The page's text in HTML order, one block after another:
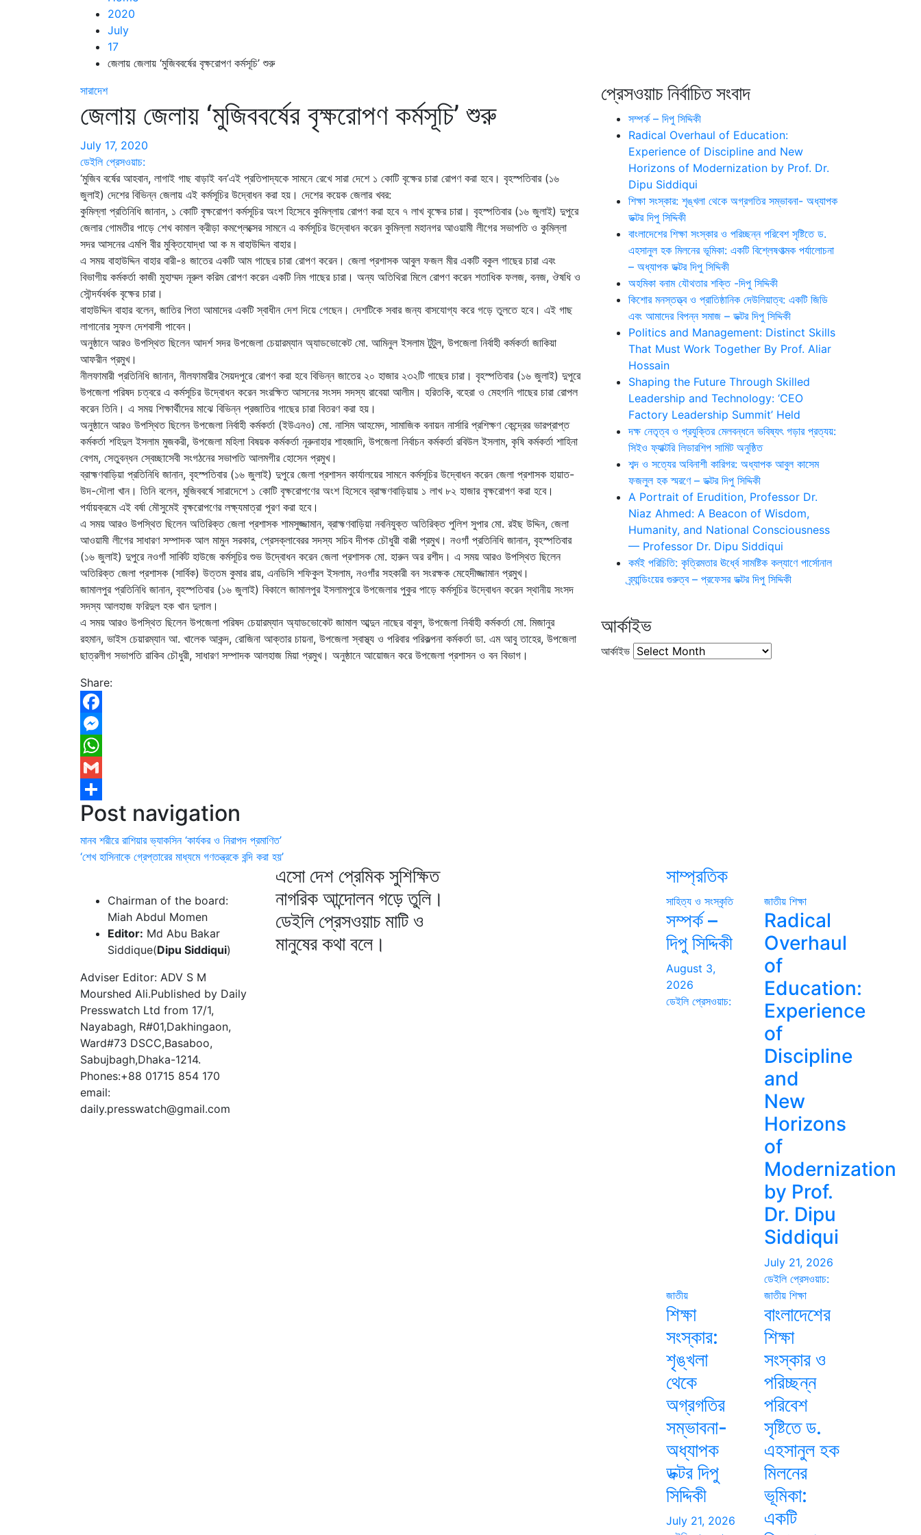
2020
July
17
জেলায় জেলায় ‘মুজিববর্ষের বৃক্ষরোপণ কর্মসূচি’ শুরু
সারাদেশ
জেলায় জেলায় ‘মুজিববর্ষের বৃক্ষরোপণ কর্মসূচি’ শুরু
July 17, 2020
ডেইলি প্রেসওয়াচ:
‘মুজিব বর্ষের আহবান, লাগাই গাছ বাড়াই বন’এই প্রতিপাদ্যকে সামনে রেখে সারা দেশে ১ কোটি বৃক্ষের চারা রোপণ করা হবে। বৃহস্পতিবার (১৬
জুলাই) দেশের বিভিন্ন জেলায় এই কর্মসূচির উদ্বোধন করা হয়। দেশের কয়েক জেলার খবর:
কুমিল্লা প্রতিনিধি জানান, ১ কোটি বৃক্ষরোপণ কর্মসূচির অংশ হিসেবে কুমিল্লায় রোপণ করা হবে ৭ লাখ বৃক্ষের চারা। বৃহস্পতিবার (১৬ জুলাই) দুপুরে
জেলার গোমতীর পাড়ে শেখ কামাল ক্রীড়া কমপ্লেক্সের সামনে এ কর্মসূচির উদ্বোধন করেন কুমিল্লা মহানগর আওয়ামী লীগের সভাপতি ও কুমিল্লা
সদর আসনের এমপি বীর মুক্তিযোদ্ধা আ ক ম বাহাউদ্দিন বাহার।
এ সময় বাহাউদ্দিন বাহার বারী-৪ জাতের একটি আম গাছের চারা রোপণ করেন। জেলা প্রশাসক আবুল ফজল মীর একটি বকুল গাছের চারা এবং
বিভাগীয় কর্মকর্তা কাজী মুহাম্মদ নূরুল করিম রোপণ করেন একটি নিম গাছের চারা। অন্য অতিথিরা মিলে রোপণ করেন শতাধিক ফলজ, বনজ, ঔষধি ও
সৌন্দর্যবর্ধক বৃক্ষের চারা।
বাহাউদ্দিন বাহার বলেন, জাতির পিতা আমাদের একটি স্বাধীন দেশ দিয়ে গেছেন। দেশটিকে সবার জন্য বাসযোগ্য করে গড়ে তুলতে হবে। এই গাছ
লাগানোর সুফল দেশবাসী পাবেন।
অনুষ্ঠানে আরও উপস্থিত ছিলেন আদর্শ সদর উপজেলা চেয়ারম্যান অ্যাডভোকেট মো. আমিনুল ইসলাম টুটুল, উপজেলা নির্বাহী কর্মকর্তা জাকিয়া
আফরীন প্রমুখ।
নীলফামারী প্রতিনিধি জানান, নীলফামারীর সৈয়দপুরে রোপণ করা হবে বিভিন্ন জাতের ২০ হাজার ২৩২টি গাছের চারা। বৃহস্পতিবার (১৬ জুলাই) দুপুরে
উপজেলা পরিষদ চত্বরে এ কর্মসূচির উদ্বোধন করেন সংরক্ষিত আসনের সংসদ সদস্য রাবেয়া আলীম। হরিতকি, বহেরা ও মেহগনি গাছের চারা রোপল
করেন তিনি। এ সময় শিক্ষার্থীদের মাঝে বিভিন্ন প্রজাতির গাছের চারা বিতরণ করা হয়।
অনুষ্ঠানে আরও উপস্থিত ছিলেন উপজেলা নির্বাহী কর্মকর্তা (ইউএনও) মো. নাসিম আহমেদ, সামাজিক বনায়ন নার্সারি প্রশিক্ষণ কেন্দ্রের ভারপ্রাপ্ত
কর্মকর্তা শহিদুল ইসলাম মুজকরী, উপজেলা মহিলা বিষয়ক কর্মকর্তা নূরুনাহার শাহজাদি, উপজেলা নির্বাচন কর্মকর্তা রবিউল ইসলাম, কৃষি কর্মকর্তা শাহিনা
বেগম, সেতুবন্ধন স্বেচ্ছাসেবী সংগঠনের সভাপতি আলমগীর হোসেন প্রমুখ।
ব্রাহ্মণবাড়িয়া প্রতিনিধি জানান, বৃহস্পতিবার (১৬ জুলাই) দুপুরে জেলা প্রশাসন কার্যালয়ের সামনে কর্মসূচির উদ্বোধন করেন জেলা প্রশাসক হায়াত-
উদ-দৌলা খান। তিনি বলেন, মুজিববর্ষে সারাদেশে ১ কোটি বৃক্ষরোপণের অংশ হিসেবে ব্রাহ্মণবাড়িয়ায় ১ লাখ ৮২ হাজার বৃক্ষরোপণ করা হবে।
পর্যায়ক্রমে এই বর্ষা মৌসুমেই বৃক্ষরোপণের লক্ষ্যমাত্রা পূরণ করা হবে।
এ সময় আরও উপস্থিত ছিলেন অতিরিক্ত জেলা প্রশাসক শামসুজ্জামান, ব্রাহ্মণবাড়িয়া নবনিযুক্ত অতিরিক্ত পুলিশ সুপার মো. রইছ উদ্দিন, জেলা
আওয়ামী লীগের সাধারণ সম্পাদক আল মামুন সরকার, প্রেসক্লাবেরর সদস্য সচিব দীপক চৌধুরী বাপ্পী প্রমুখ। নওগাঁ প্রতিনিধি জানান, বৃহস্পতিবার
(১৬ জুলাই) দুপুরে নওগাঁ সার্কিট হাউজে কর্মসূচির শুভ উদ্বোধন করেন জেলা প্রশাসক মো. হারুন অর রশীদ। এ সময় আরও উপস্থিত ছিলেন
অতিরিক্ত জেলা প্রশাসক (সার্বিক) উত্তম কুমার রায়, এনডিসি শফিকুল ইসলাম, নওগাঁর সহকারী বন সংরক্ষক মেহেদীজ্জামান প্রমুখ।
জামালপুর প্রতিনিধি জানান, বৃহস্পতিবার (১৬ জুলাই) বিকালে জামালপুর ইসলামপুরে উপজেলার পুকুর পাড়ে কর্মসূচির উদ্বোধন করেন স্থানীয় সংসদ
সদস্য আলহাজ ফরিদুল হক খান দুলাল।
এ সময় আরও উপস্থিত ছিলেন উপজেলা পরিষদ চেয়ারম্যান অ্যাডভোকেট জামাল আব্দুন নাছের বাবুল, উপজেলা নির্বাহী কর্মকর্তা মো. মিজানুর
রহমান, ভাইস চেয়ারম্যান আ. খালেক আকন্দ, রোজিনা আক্তার চায়না, উপজেলা স্বাস্থ্য ও পরিবার পরিকল্পনা কর্মকর্তা ডা. এম আবু তাহের, উপজেলা
ছাত্রলীগ সভাপতি রাকিব চৌধুরী, সাধারণ সম্পাদক আলহাজ মিয়া প্রমুখ। অনুষ্ঠানে আয়োজন করে উপজেলা প্রশাসন ও বন বিভাগ।
Share:
Facebook
Messenger
WhatsApp
Gmail
Share
Post navigation
মানব শরীরে রাশিয়ার ভ্যাকসিন ‘কার্যকর ও নিরাপদ প্রমাণিত’
‘শেখ হাসিনাকে গ্রেপ্তারের মাধ্যমে গণতন্ত্রকে বন্দি করা হয়’
প্রেসওয়াচ নির্বাচিত সংবাদ
সম্পর্ক – দিপু সিদ্দিকী
Radical Overhaul of Education:
Experience of Discipline and New
Horizons of Modernization by Prof. Dr.
Dipu Siddiqui
শিক্ষা সংস্কার: শৃঙ্খলা থেকে অগ্রগতির সম্ভাবনা- অধ্যাপক
ডক্টর দিপু সিদ্দিকী
বাংলাদেশের শিক্ষা সংস্কার ও পরিচ্ছন্ন পরিবেশ সৃষ্টিতে ড.
এহসানুল হক মিলনের ভূমিকা: একটি বিশ্লেষণাত্মক পর্যালোচনা
– অধ্যাপক ডক্টর দিপু সিদ্দিকী
অহমিকা বনাম যৌথতার শক্তি -দিপু সিদ্দিকী
কিশোর মনস্তত্ত্ব ও প্রাতিষ্ঠানিক দেউলিয়াত্ব: একটি জিডি
এবং আমাদের বিপন্ন সমাজ – ডক্টর দিপু সিদ্দিকী
Politics and Management: Distinct Skills
That Must Work Together By Prof. Aliar
Hossain
Shaping the Future Through Skilled
Leadership and Technology: ‘CEO
Factory Leadership Summit’ Held
দক্ষ নেতৃত্ব ও প্রযুক্তির মেলবন্ধনে ভবিষ্যৎ গড়ার প্রত্যয়:
সিইও ফ্যাক্টরি লিডারশিপ সামিট অনুষ্ঠিত
শব্দ ও সত্যের অবিনাশী কারিগর: অধ্যাপক আবুল কাসেম
ফজলুল হক স্মরণে – ডক্টর দিপু সিদ্দিকী
A Portrait of Erudition, Professor Dr.
Niaz Ahmed: A Beacon of Wisdom,
Humanity, and National Consciousness
— Professor Dr. Dipu Siddiqui
কর্মই পরিচিতি: কৃত্রিমতার ঊর্ধ্বে সামষ্টিক কল্যাণে পার্সোনাল
ব্র্যান্ডিংয়ের গুরুত্ব – প্রফেসর ডক্টর দিপু সিদ্দিকী
আর্কাইভ
আর্কাইভ
Chairman of the board:
Miah Abdul Momen
Editor: Md Abu Bakar
Siddique(Dipu Siddiqui)
Adviser Editor: ADV S M
Mourshed Ali.Published by Daily
Presswatch Ltd from 17/1,
Nayabagh, R#01,Dakhingaon,
Ward#73 DSCC,Basaboo,
Sabujbagh,Dhaka-1214.
Phones:+88 01715 854 170
email:
daily.presswatch@gmail.com
এসো দেশ প্রেমিক সুশিক্ষিত
নাগরিক আন্দোলন গড়ে তুলি।
ডেইলি প্রেসওয়াচ মাটি ও
মানুষের কথা বলে।
সাম্প্রতিক
সাহিত্য ও সংস্কৃতি
সম্পর্ক –
দিপু সিদ্দিকী
August 3,
2026
ডেইলি প্রেসওয়াচ:
জাতীয় শিক্ষা
Radical
Overhaul
of
Education:
Experience
of
Discipline
and
New
Horizons
of
Modernization
by Prof.
Dr. Dipu
Siddiqui
July 21, 2026
ডেইলি প্রেসওয়াচ:
জাতীয়
শিক্ষা
সংস্কার:
শৃঙ্খলা
থেকে
অগ্রগতির
সম্ভাবনা-
অধ্যাপক
ডক্টর দিপু
সিদ্দিকী
July 21, 2026
জাতীয় শিক্ষা
বাংলাদেশের
শিক্ষা
সংস্কার ও
পরিচ্ছন্ন
পরিবেশ
সৃষ্টিতে ড.
এহসানুল হক
মিলনের
ভূমিকা:
একটি